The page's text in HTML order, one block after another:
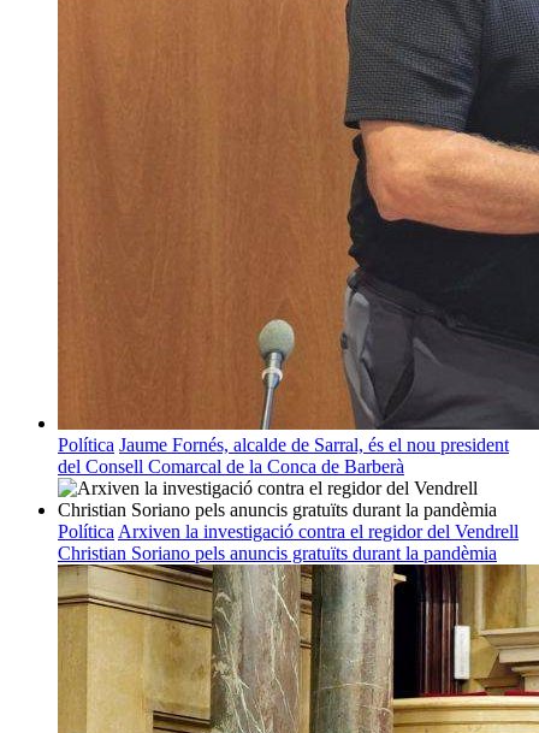
Política Jaume Fornés, alcalde de Sarral, és el nou president
del Consell Comarcal de la Conca de Barberà
Política Arxiven la investigació contra el regidor del Vendrell
Christian Soriano pels anuncis gratuïts durant la pandèmia